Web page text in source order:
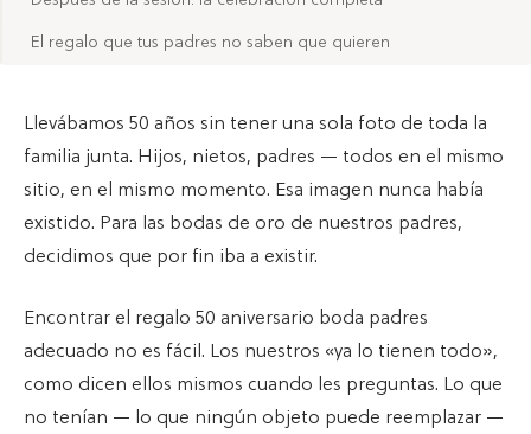
El regalo que tus padres no saben que quieren
Llevábamos 50 años sin tener una sola foto de toda la
familia junta. Hijos, nietos, padres — todos en el mismo
sitio, en el mismo momento. Esa imagen nunca había
existido. Para las bodas de oro de nuestros padres,
decidimos que por fin iba a existir.
Encontrar el regalo 50 aniversario boda padres
adecuado no es fácil. Los nuestros «ya lo tienen todo»,
como dicen ellos mismos cuando les preguntas. Lo que
no tenían — lo que ningún objeto puede reemplazar —